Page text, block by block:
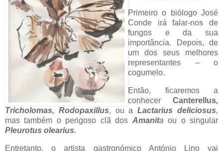
Primeiro o biólogo José
Conde irá falar-nos de
fungos e da sua
importância. Depois, de
um dos seus melhores
representantes – o
cogumelo.
Então, ficaremos a
conhecer Canterellus,
Tricholomas, Rodopaxillus, ou aLactarius deliciosus,
mas também o perigoso clã dos Amanita ou o singular
Pleurotus olearius.
Entretanto, o artista gastronómico António Lino vai